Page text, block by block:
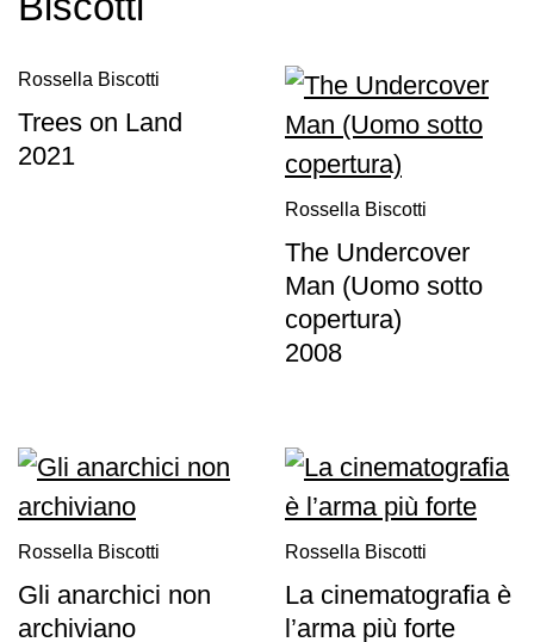
sedi
Castello
Manica
Lunga
Chi
siamo
Area
Media
Organizza
Rossella Biscotti
Trees on Land
2021
Rossella Biscotti
The Undercover
Man (Uomo sotto
copertura)
2008
Rossella Biscotti
Gli anarchici non
archiviano
Rossella Biscotti
La cinematografia è
l’arma più forte